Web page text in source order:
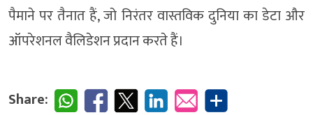
पैमाने पर तैनात हैं, जो निरंतर वास्तविक दुनिया का डेटा और
ऑपरेशनल वैलिडेशन प्रदान करते हैं।
Share: